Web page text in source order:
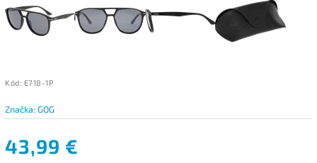
Kód: E718-1P
Značka: GOG
43,99 €